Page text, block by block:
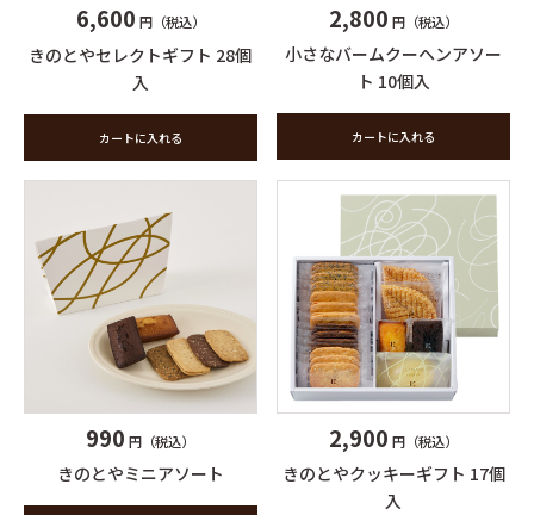
6,600 円（税込）
きのとやセレクトギフト 28個
入
カートに入れる
2,800 円（税込）
小さなバームクーヘンアソー
ト 10個入
カートに入れる
990 円（税込）
きのとやミニアソート
2,900 円（税込）
きのとやクッキーギフト 17個
入